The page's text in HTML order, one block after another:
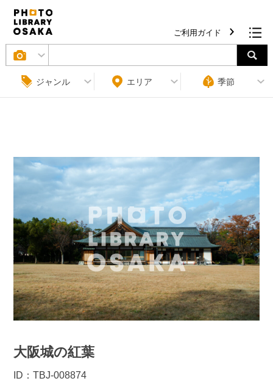
ジャンル エリア 季節
ご利用ガイド
条件をクリア
大阪城の紅葉
ID：TBJ-008874